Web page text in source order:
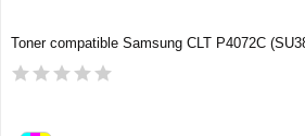
Toner compatible Samsung CLT P4072C